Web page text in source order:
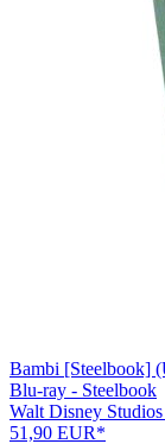
Bambi [Steelbook]
Blu-ray - Steelbook
Walt Disney
51,90 EUR*